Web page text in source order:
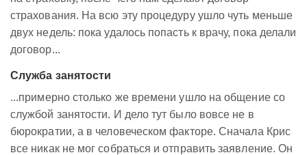
страхования. На всю эту процедуру ушло чуть меньше
двух недель: пока удалось попасть к врачу, пока делали
договор...
Служба занятости
...примерно столько же времени ушло на общение со
службой занятости. И дело тут было вовсе не в
бюрократии, а в человеческом факторе. Сначала Крис
все никак не мог собраться и отправить заявление. Он